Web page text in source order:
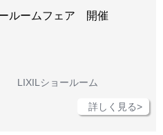
ルームフェア 開催
LIXILショールーム
詳しく見る>